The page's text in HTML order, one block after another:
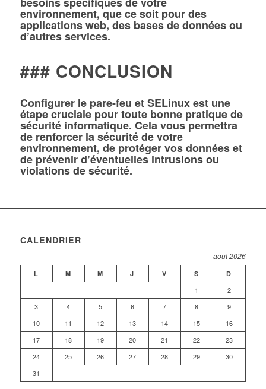
environnement, que ce soit pour des
applications web, des bases de données ou
d’autres services.
### CONCLUSION
Configurer le pare-feu et SELinux est une
étape cruciale pour toute bonne pratique de
sécurité informatique. Cela vous permettra
de renforcer la sécurité de votre
environnement, de protéger vos données et
de prévenir d’éventuelles intrusions ou
violations de sécurité.
CALENDRIER
août 2026
L M M J V S D
1
2
3
4 5 6 7 8
9
10
11 12 13 14 15
16
17
18 19 20 21 22
23
24
25 26 27 28 29
30
31